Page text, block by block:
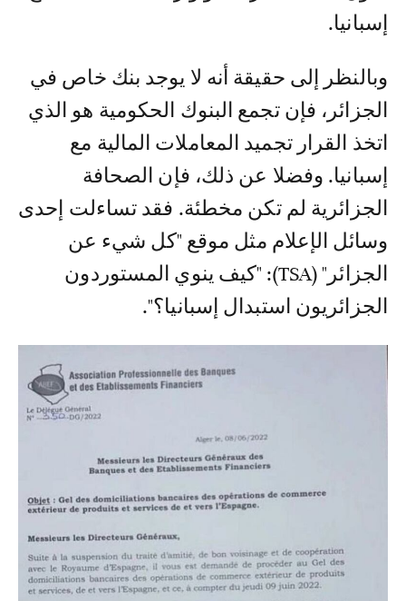
إسبانيا.
وبالنظر إلى حقيقة أنه لا يوجد بنك خاص في
الجزائر، فإن تجمع البنوك الحكومية هو الذي
اتخذ القرار تجميد المعاملات المالية مع
إسبانيا. وفضلا عن ذلك، فإن الصحافة
الجزائرية لم تكن مخطئة. فقد تساءلت إحدى
وسائل الإعلام مثل موقع "كل شيء عن
الجزائر" (TSA): "كيف ينوي المستوردون
الجزائريون استبدال إسبانيا؟".